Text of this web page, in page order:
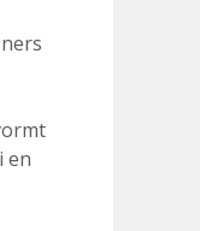
en